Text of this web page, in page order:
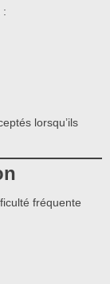
:
lorsqu’ils
fréquente